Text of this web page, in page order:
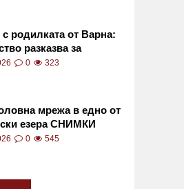
родилката от Варна:
разказва за
край
0 323
мрежа в едно от
езера СНИМКИ
0 545